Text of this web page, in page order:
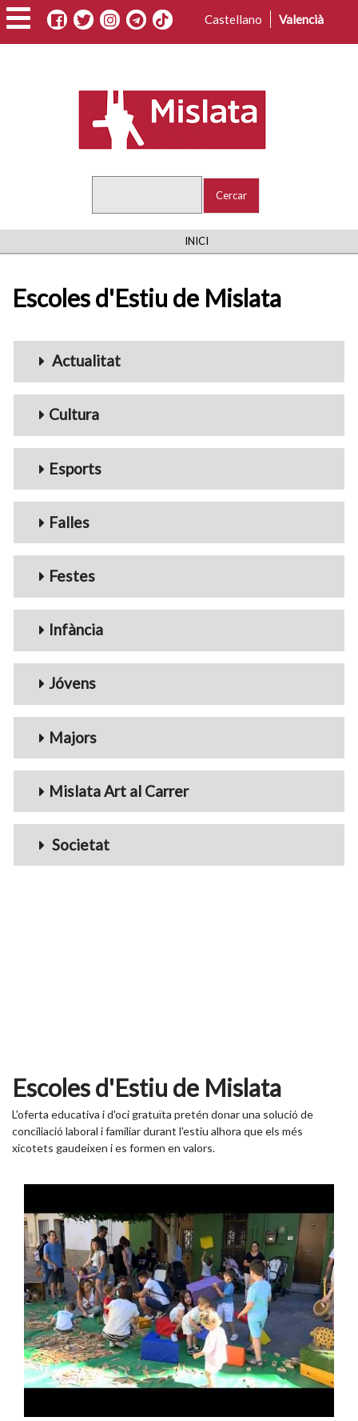
Vés
al
contingut
Castellano Valencià
FIL
INICI
Escoles d'Estiu de Mislata
Menu_Videos
Actualitat
Cultura
Esports
Falles
Festes
Infància
Jóvens
Majors
Mislata Art al Carrer
Societat
Escoles d'Estiu de Mislata
L'oferta educativa i d'oci gratuïta pretén donar una solució de
conciliació laboral i familiar durant l'estiu alhora que els més
xicotets gaudeixen i es formen en valors.